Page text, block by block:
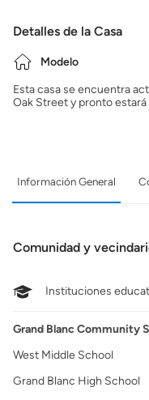
Detalles de la Casa
Modelo
Esta casa se encuentra
Oak Street y pronto
Información General
Comunidad y
Instituciones
Grand Blanc Community
West Middle School
Grand Blanc High School